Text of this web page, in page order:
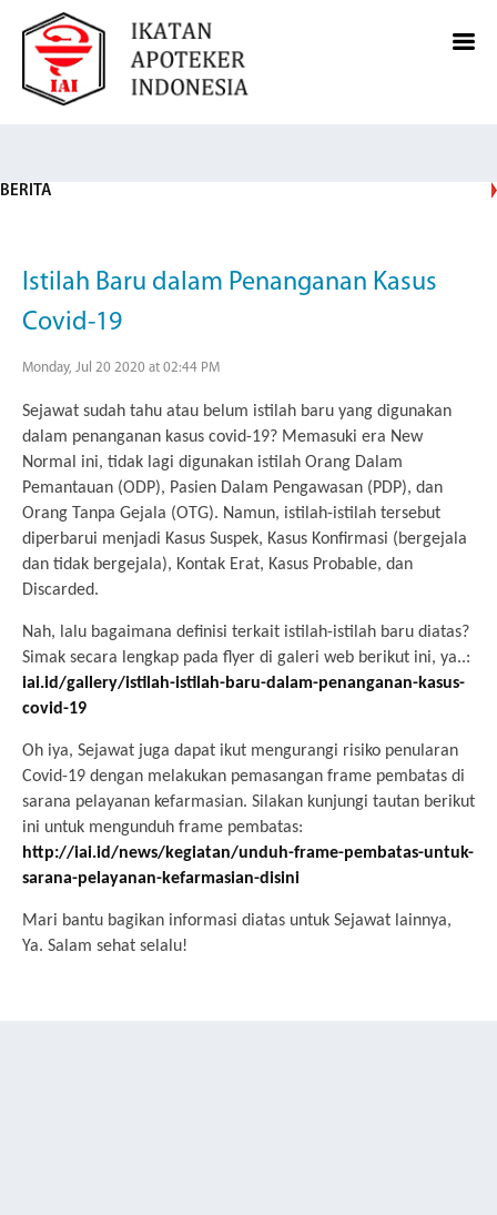
BERITA
Istilah Baru dalam Penanganan Kasus
Covid-19
Monday, Jul 20 2020 at 02:44 PM
Sejawat sudah tahu atau belum istilah baru yang digunakan
dalam penanganan kasus covid-19? Memasuki era New
Normal ini, tidak lagi digunakan istilah Orang Dalam
Pemantauan (ODP), Pasien Dalam Pengawasan (PDP), dan
Orang Tanpa Gejala (OTG). Namun, istilah-istilah tersebut
diperbarui menjadi Kasus Suspek, Kasus Konfirmasi (bergejala
dan tidak bergejala), Kontak Erat, Kasus Probable, dan
Discarded.
Nah, lalu bagaimana definisi terkait istilah-istilah baru diatas?
Simak secara lengkap pada flyer di galeri web berikut ini, ya..:
iai.id/gallery/istilah-istilah-baru-dalam-penanganan-kasus-
covid-19
Oh iya, Sejawat juga dapat ikut mengurangi risiko penularan
Covid-19 dengan melakukan pemasangan frame pembatas di
sarana pelayanan kefarmasian. Silakan kunjungi tautan berikut
ini untuk mengunduh frame pembatas:
http://iai.id/news/kegiatan/unduh-frame-pembatas-untuk-
sarana-pelayanan-kefarmasian-disini
Mari bantu bagikan informasi diatas untuk Sejawat lainnya,
Ya. Salam sehat selalu!